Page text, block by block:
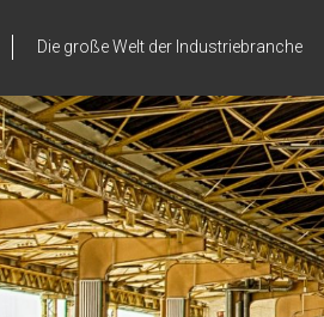
Die große Welt der Industriebranche